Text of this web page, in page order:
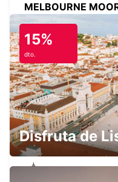
MELBOURNE
MOORABBIN -
MELBOURNE
BLACKBURN -
15%
dto.
Disfruta de